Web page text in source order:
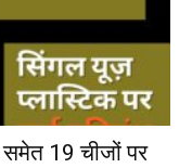
समेत 19 चीजों पर